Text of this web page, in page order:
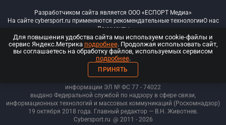
Разработчиком сайта является ООО «ЕСПОРТ Медиа»
На сайте cybersport.ru применяются рекомендательные технологииО нас
Документы
© ООО «Киберспорт.ру» — Все права защищены
18+
ООО «Киберспорт.ру». Свидетельство о регистрации средств массовой
информации ЭЛ № ФС 77 - 74022
выдано Федеральной службой по надзору в сфере связи,
информационных технологий и массовых коммуникаций (Роскомнадзор)
19 октября 2018 года. Главный редактор — В.Н. Животнев.
Cybersport.ru @ 2011 - 2026
Для повышения удобства сайта мы используем cookie-файлы и
сервис Яндекс.Метрика подробнее. Продолжая использовать сайт,
вы соглашаетесь на обработку файлов, используемых сервисом
подробнее.
ПРИНЯТЬ